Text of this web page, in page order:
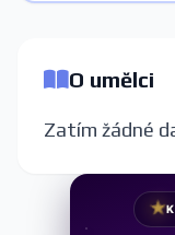
O umělci
Zatím žádné
★